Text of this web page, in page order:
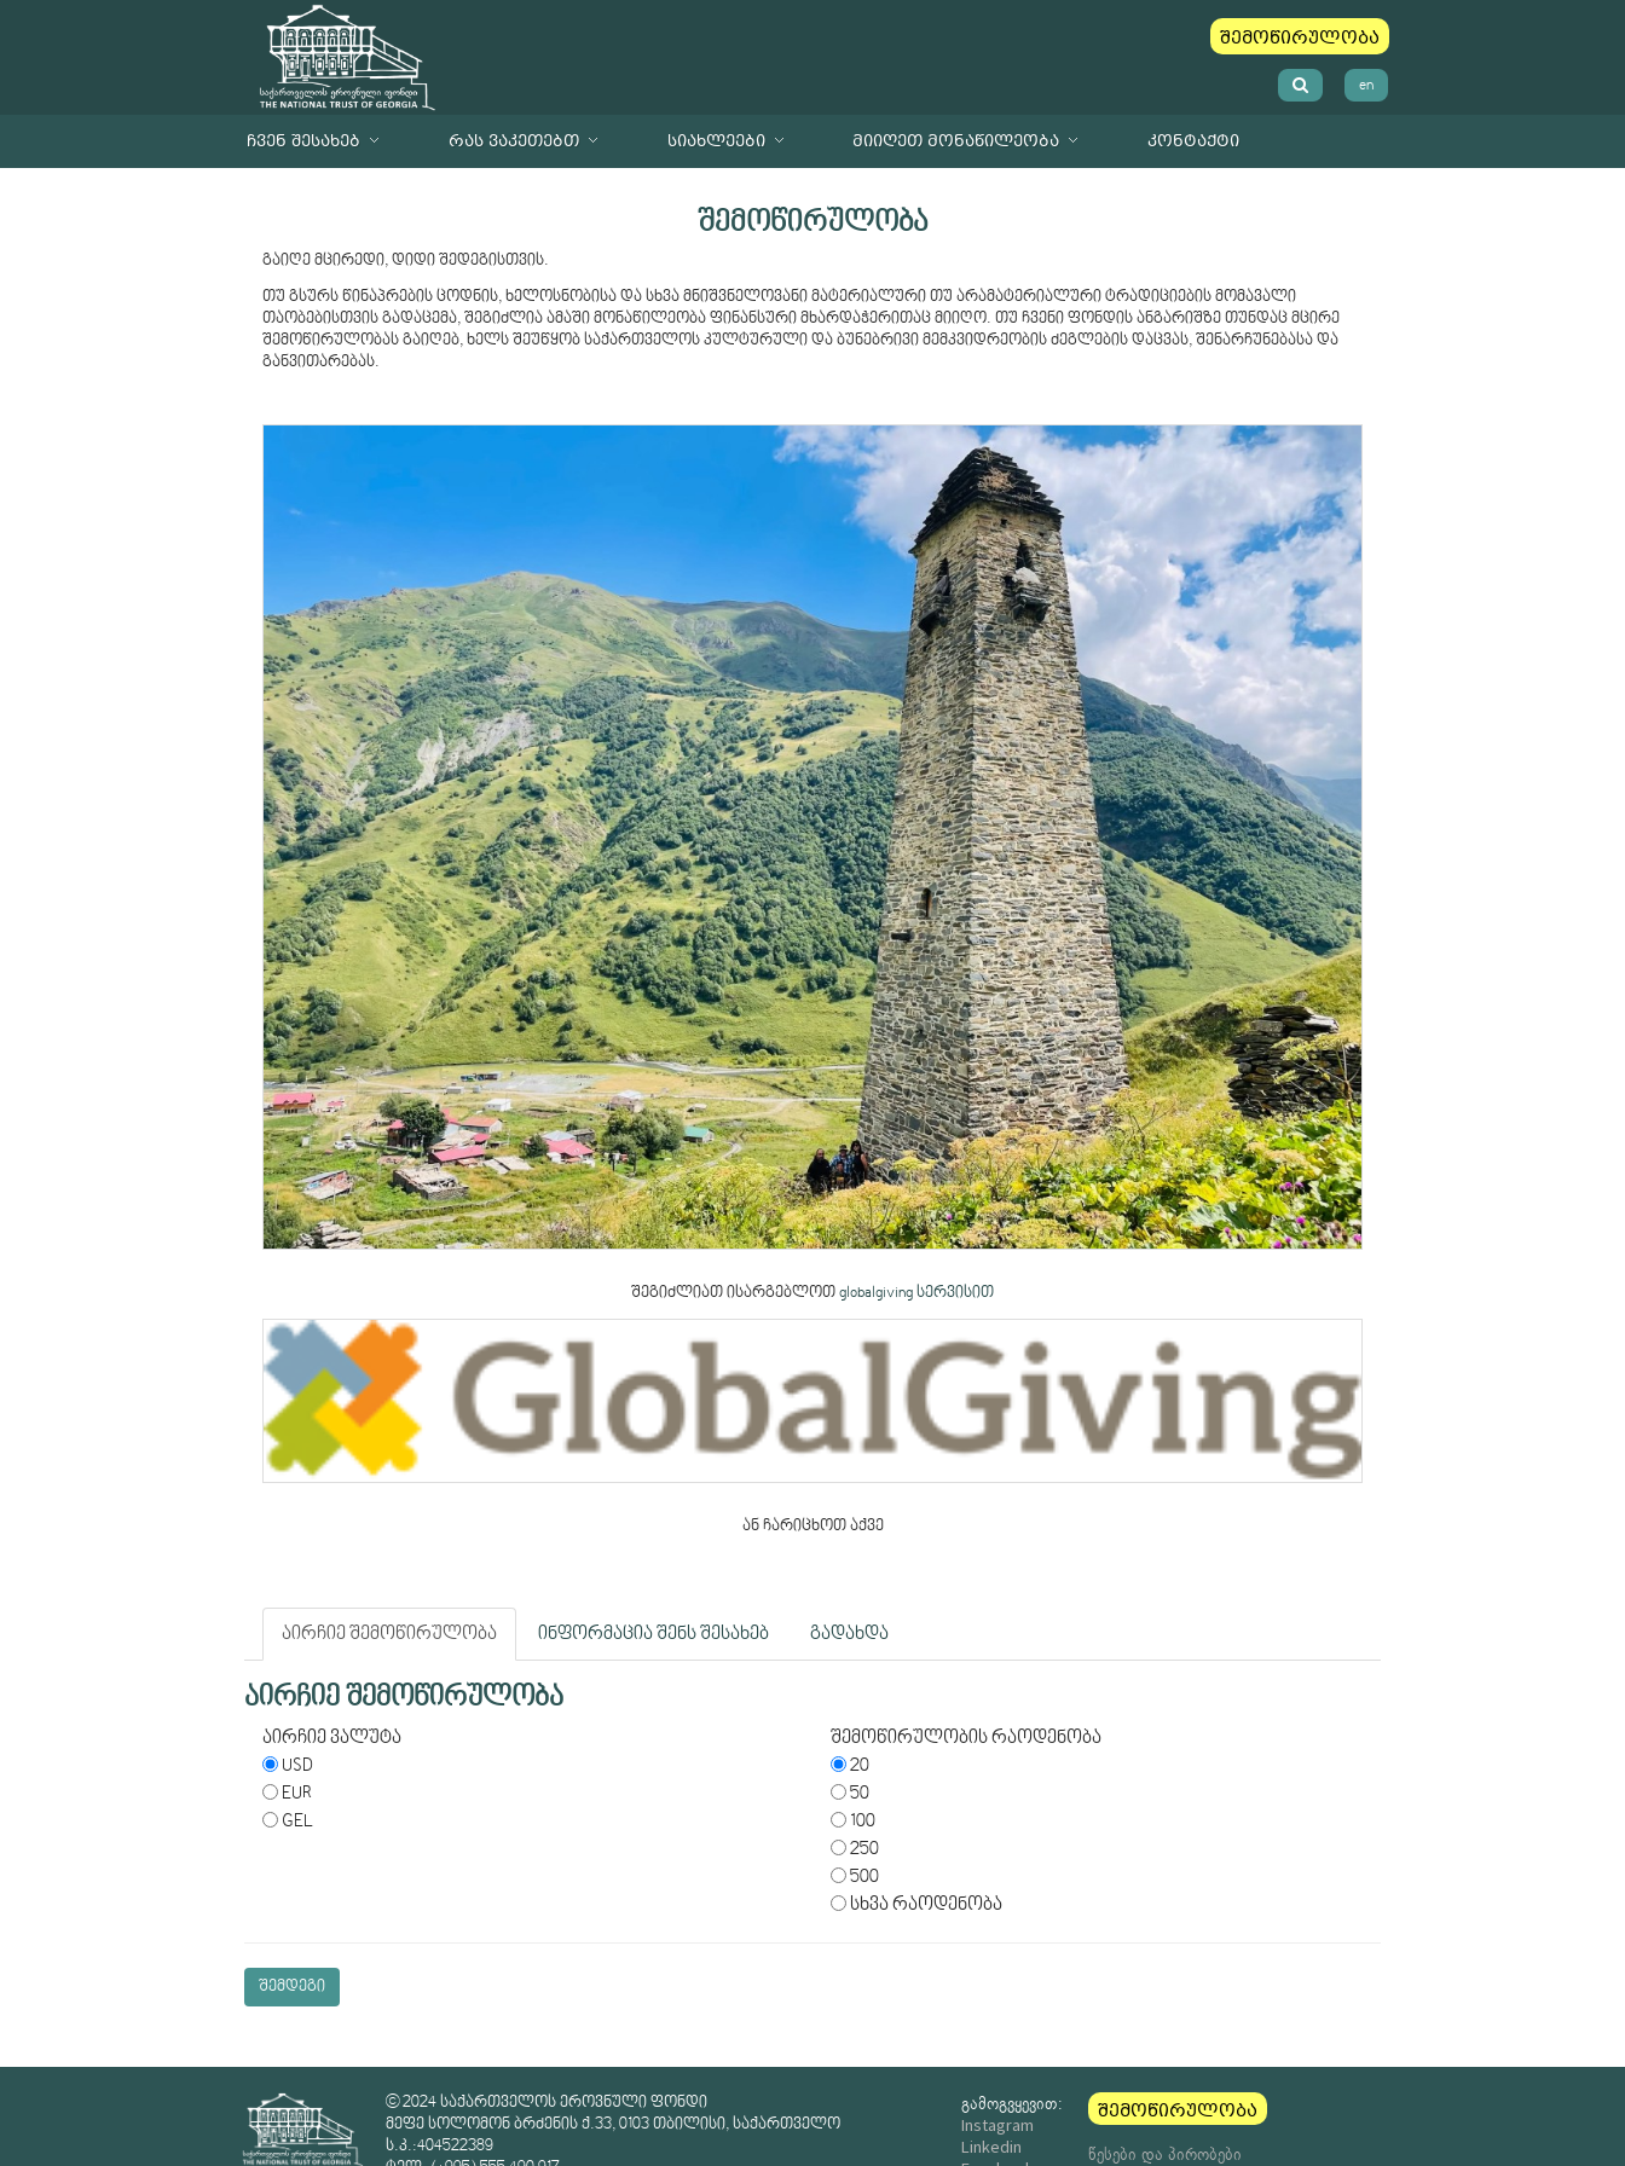
შემოწირულობა
en
ᲩᲕᲔᲜ ᲨᲔᲡᲐᲮᲔᲑ ᲠᲐᲡ ᲕᲐᲙᲔᲗᲔᲑᲗ ᲡᲘᲐᲮᲚᲔᲔᲑᲘ ᲛᲘᲘᲦᲔᲗ ᲛᲝᲜᲐᲬᲘᲚᲔᲝᲑᲐ ᲙᲝᲜᲢᲐᲥᲢᲘ
შემოწირულობა
გაიღე მცირედი, დიდი შედეგისთვის.
თუ გსურს წინაპრების ცოდნის, ხელოსნობისა და სხვა მნიშვნელოვანი მატერიალური თუ არამატერიალური ტრადიციების მომავალი
თაობებისთვის გადაცემა, შეგიძლია ამაში მონაწილეობა ფინანსური მხარდაჭერითაც მიიღო. თუ ჩვენი ფონდის ანგარიშზე თუნდაც მცირე
შემოწირულობას გაიღებ, ხელს შეუწყობ საქართველოს კულტურული და ბუნებრივი მემკვიდრეობის ძეგლების დაცვას, შენარჩუნებასა და
განვითარებას.
შეგიძლიათ ისარგებლოთ globalgiving სერვისით
ან ჩარიცხოთ აქვე
აირჩიე შემოწირულობა ინფორმაცია შენს შესახებ გადახდა
აირჩიე შემოწირულობა
აირჩიე ვალუტა
USD
EUR
GEL
შემოწირულობის რაოდენობა
20
50
100
250
500
სხვა რაოდენობა
შემდეგი
© 2024 საქართველოს ეროვნული ფონდი
მეფე სოლომონ ბრძენის ქ.33, 0103 თბილისი, საქართველო
ს.კ.:404522389
გამოგვყევით:
Instagram
Linkedin
შემოწირულობა
წესები და პირობები